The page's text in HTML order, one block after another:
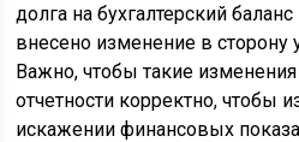
долга на бухгалтерский
внесено изменение в сторону
Важно, чтобы такие
отчетности корректно, чтобы
искажении финансовых